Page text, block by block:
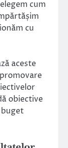
cum
cu
aceste
obiective